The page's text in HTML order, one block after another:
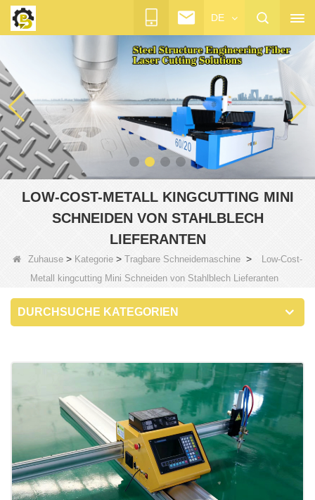
DE
LOW-COST-METALL KINGCUTTING MINI
SCHNEIDEN VON STAHLBLECH
LIEFERANTEN
Zuhause > Kategorie > Tragbare Schneidemaschine >
Low-Cost-
Metall kingcutting Mini Schneiden von Stahlblech Lieferanten
DURCHSUCHE KATEGORIEN